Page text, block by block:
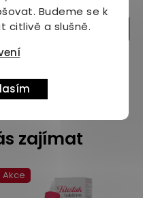
Budeme se k
citlivě a slušně.
Varianty
zajímat
Akce